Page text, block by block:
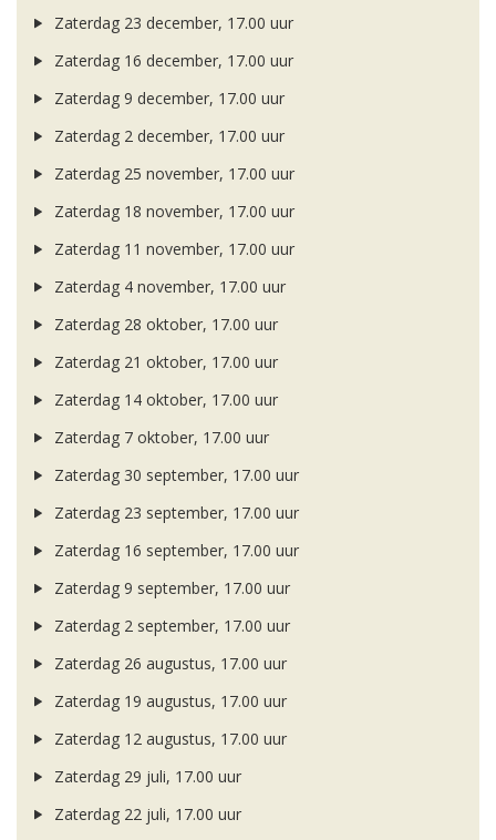
Zaterdag 23 december, 17.00 uur
Zaterdag 16 december, 17.00 uur
Zaterdag 9 december, 17.00 uur
Zaterdag 2 december, 17.00 uur
Zaterdag 25 november, 17.00 uur
Zaterdag 18 november, 17.00 uur
Zaterdag 11 november, 17.00 uur
Zaterdag 4 november, 17.00 uur
Zaterdag 28 oktober, 17.00 uur
Zaterdag 21 oktober, 17.00 uur
Zaterdag 14 oktober, 17.00 uur
Zaterdag 7 oktober, 17.00 uur
Zaterdag 30 september, 17.00 uur
Zaterdag 23 september, 17.00 uur
Zaterdag 16 september, 17.00 uur
Zaterdag 9 september, 17.00 uur
Zaterdag 2 september, 17.00 uur
Zaterdag 26 augustus, 17.00 uur
Zaterdag 19 augustus, 17.00 uur
Zaterdag 12 augustus, 17.00 uur
Zaterdag 29 juli, 17.00 uur
Zaterdag 22 juli, 17.00 uur